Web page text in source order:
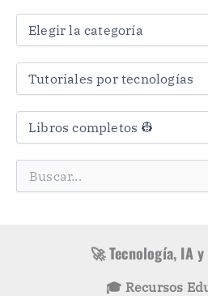
O
a
a
🚀 Tecnología, IA
🎓 Recursos